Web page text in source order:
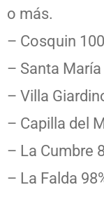
o más.
– Cosquin
– Santa María
– Villa
– Capilla del
– La Cumbre
– La Falda